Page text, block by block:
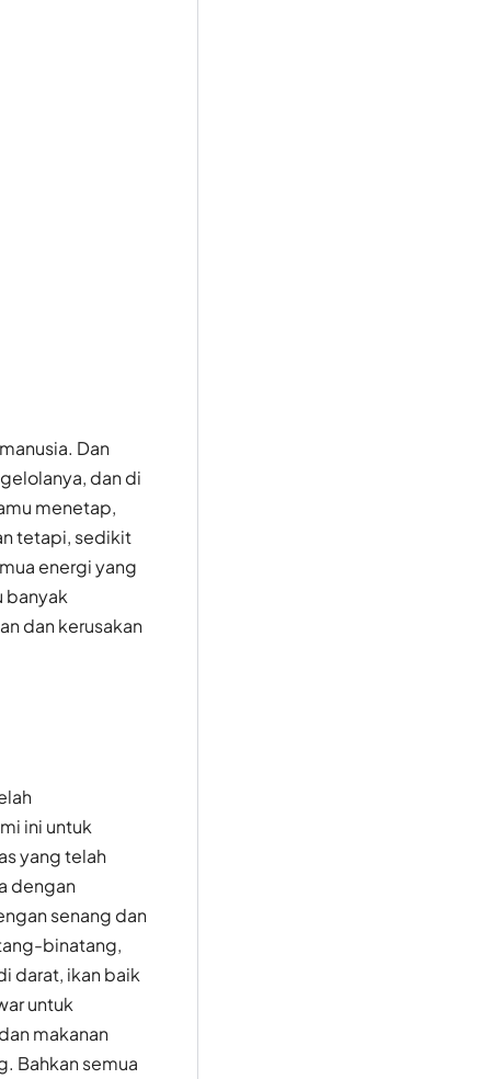
Dan
dan di
menetap,
tetapi, sedikit
energi yang
banyak
dan kerusakan
ini untuk
yang telah
dengan
senang dan
binatang,
darat, ikan baik
untuk
makanan
Bahkan semua